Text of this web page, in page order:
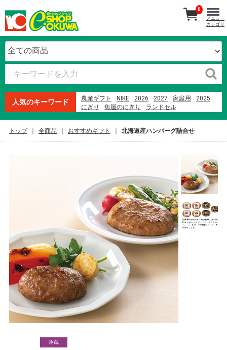
人気のキーワード 農産ギフト NIKE 2026 2027 家庭用
2025
にぎり
魚屋のにぎり
ランドセル
ウイスキー
2023 米 メロン
0
メニュー
カテゴリ
トップ 全商品 おすすめギフト 北海道産ハンバーグ詰合せ
冷蔵